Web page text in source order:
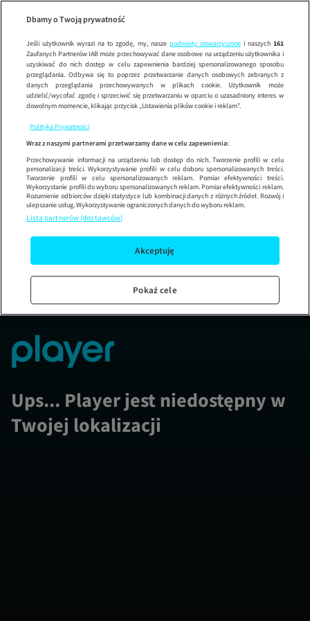
Wypróbuj aplikację mobilną
Korzystaj z łatwiejszej nawigacji i ciesz się szybszym
Ups... Player jest niedostępny w
Twojej lokalizacji
Dbamy o Twoją prywatność
Jeśli użytkownik wyrazi na to zgodę, my, nasze podmioty stowarzyszonei naszych 161
Zaufanych Partnerów IAB może przechowywać dane osobowe na urządzeniu użytkownika i
uzyskiwać do nich dostęp w celu zapewnienia bardziej spersonalizowanego sposobu
przeglądania. Odbywa się to poprzez przetwarzanie danych osobowych zebranych z
danych przeglądania przechowywanych w plikach cookie. Użytkownik może
udzielić/wycofać zgodę i sprzeciwić się przetwarzaniu w oparciu o uzasadniony interes w
dowolnym momencie, klikając przycisk „Ustawienia plików cookie i reklam”.
Polityka Prywatności
Wraz z naszymi partnerami przetwarzamy dane w celu zapewnienia:
Przechowywanie informacji na urządzeniu lub dostęp do nich. Tworzenie profili w celu
personalizacji treści. Wykorzystywanie profili w celu doboru spersonalizowanych treści.
Tworzenie profili w celu spersonalizowanych reklam. Pomiar efektywności treści.
Wykorzystanie profili do wyboru spersonalizowanych reklam. Pomiar efektywności reklam.
Rozumienie odbiorców dzięki statystyce lub kombinacji danych z różnych źródeł. Rozwój i
ulepszanie usług. Wykorzystywanie ograniczonych danych do wyboru reklam.
Lista partnerów (dostawców)
Akceptuję
Pokaż cele